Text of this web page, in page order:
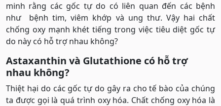
minh rằng các gốc tự do có liên quan đến các bệnh
như bệnh tim, viêm khớp và ung thư. Vậy hai chất
chống oxy mạnh khét tiếng trong việc tiêu diệt gốc tự
do này có hỗ trợ nhau không?
Astaxanthin và Glutathione có hỗ trợ
nhau không?
Thiệt hại do các gốc tự do gây ra cho tế bào của chúng
ta được gọi là quá trình oxy hóa. Chất chống oxy hóa là